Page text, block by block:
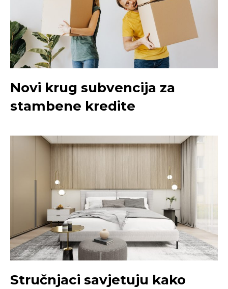
Novi krug subvencija za
stambene kredite
Stručnjaci savjetuju kako